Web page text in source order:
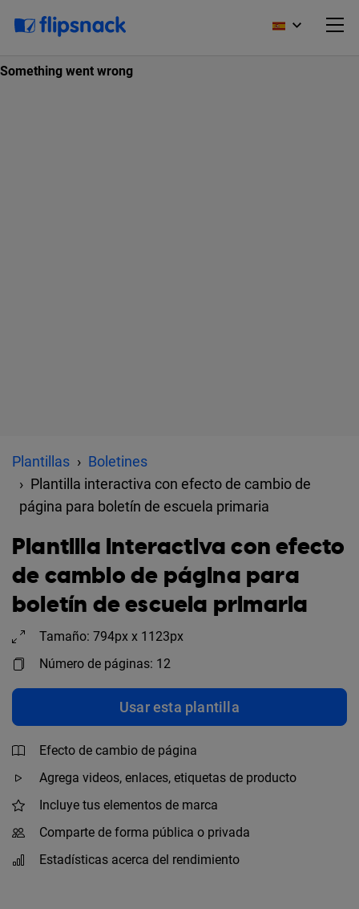
Plantillas
Boletines
Plantilla interactiva con efecto de cambio de
página para boletín de escuela primaria
Plantilla interactiva con efecto
de cambio de página para
boletín de escuela primaria
Tamaño: 794px x 1123px
Número de páginas: 12
Usar esta plantilla
Efecto de cambio de página
Agrega videos, enlaces, etiquetas de producto
Incluye tus elementos de marca
Comparte de forma pública o privada
Estadísticas acerca del rendimiento